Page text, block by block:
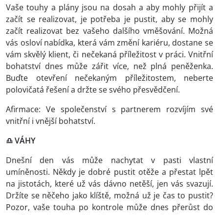
Vaše touhy a plány jsou na dosah a aby mohly přijít a
začít se realizovat, je potřeba je pustit, aby se mohly
začít realizovat bez vašeho dalšího vměšování. Možná
vás osloví nabídka, která vám změní kariéru, dostane se
vám skvělý klient, či nečekaná příležitost v práci. Vnitřní
bohatství dnes může zářit více, než plná peněženka.
Buďte otevření nečekaným příležitostem, neberte
polovičatá řešení a držte se svého přesvědčení.
Afirmace: Ve společenství s partnerem rozvíjím své
vnitřní i vnější bohatství.
♎ VÁHY
Dnešní den vás může nachytat v pasti vlastní
umíněnosti. Někdy je dobré pustit otěže a přestat lpět
na jistotách, které už vás dávno netěší, jen vás svazují.
Držíte se něčeho jako klíště, možná už je čas to pustit?
Pozor, vaše touha po kontrole může dnes přerůst do